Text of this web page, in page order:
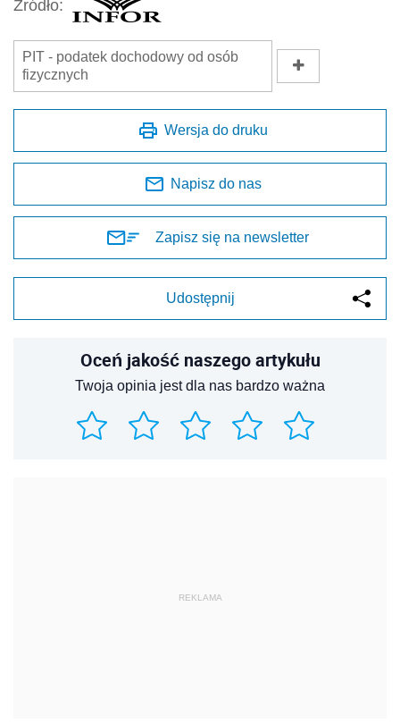
Źródło:
PIT - podatek dochodowy od osób
fizycznych
Wersja do druku
Napisz do nas
Zapisz się na newsletter
Udostępnij
Oceń jakość naszego artykułu
Twoja opinia jest dla nas bardzo ważna
REKLAMA